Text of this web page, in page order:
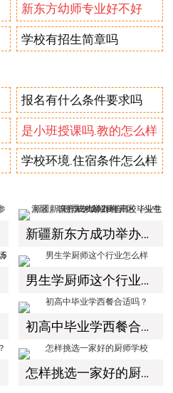
新东方幼师专业好不好
学校有招生简章吗
报名有什么条件要求吗
是小班授课吗.教的怎么样
学校环境.住宿条件怎么样
新疆新东方成功举办经开区（头屯河区）职引未来2025年高校毕业生秋季专场招聘会！
男生学厨师这个行业怎么样
初高中毕业学西餐合适吗？
怎样挑选一家好的厨师学校